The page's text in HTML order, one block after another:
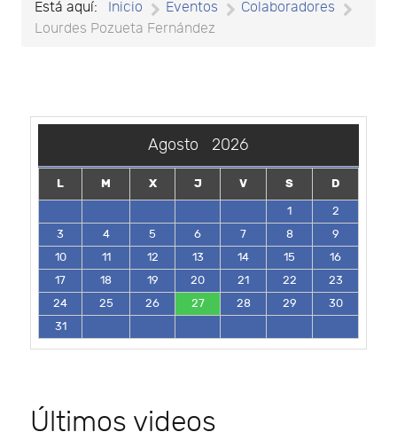
Está aquí: Inicio Eventos
Colaboradores
Lourdes Pozueta Fernández
Agosto 2026
L M X J V S
D
1
2
3
4 5 6 7 8
9
10
11 12 13 14 15
16
17
18 19 20 21 22
23
24
25 26 27 28 29
30
31
Últimos videos